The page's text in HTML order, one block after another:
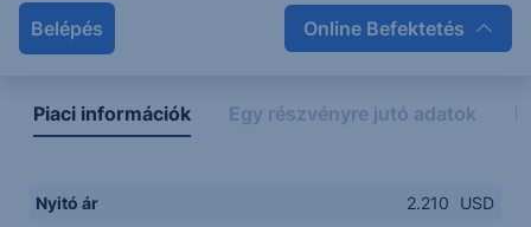
Belépés Online Befektetés
Legfontosabb adatok
Piaci információk Egy részvényre jutó adatok
Nyitó ár 2.210
USD